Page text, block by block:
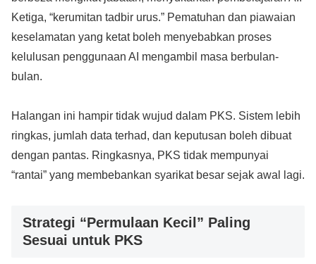
Ketiga, “kerumitan tadbir urus.” Pematuhan dan piawaian
keselamatan yang ketat boleh menyebabkan proses
kelulusan penggunaan AI mengambil masa berbulan-
bulan.
Halangan ini hampir tidak wujud dalam PKS. Sistem lebih
ringkas, jumlah data terhad, dan keputusan boleh dibuat
dengan pantas. Ringkasnya, PKS tidak mempunyai
“rantai” yang membebankan syarikat besar sejak awal lagi.
Strategi “Permulaan Kecil” Paling
Sesuai untuk PKS